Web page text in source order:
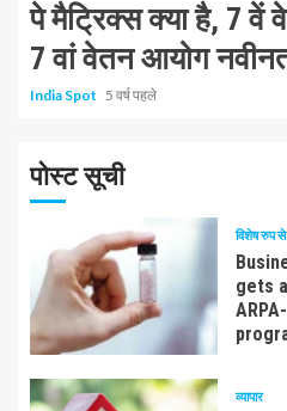
पे मैट्रिक्स क्या है, 7
7 वां वेतन आयोग
India Spot 5 वर्ष पहले
पोस्ट सूची
विशेष रुप से
gets
व्यापार